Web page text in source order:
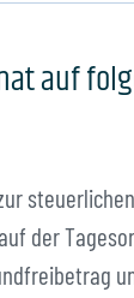
auf
der